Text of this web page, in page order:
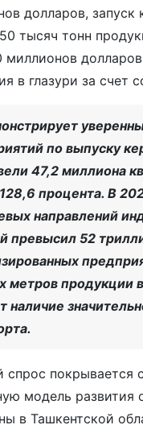
долларов, запуск
тысяч тонн
миллионов
в глазури за счет
по выпуску
47,2 миллиона
процента. В
направлений
превысил 52
метров продукции
наличие
спрос
модель
в Ташкентской